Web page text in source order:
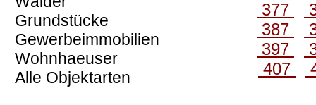
Grundstücke
Gewerbeimmobilien
Wohnhaeuser
Alle Objektarten
377
387
397
407